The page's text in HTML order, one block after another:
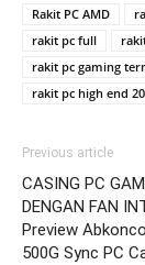
Rakit PC AMD
rakit pc full
rakit pc gaming
rakit pc high end
Previous article
CASING PC
DENGAN FAN
Preview
500G Sync PC